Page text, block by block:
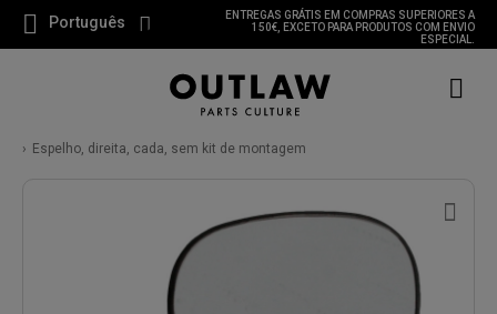
Português
ENTREGAS GRÁTIS EM COMPRAS SUPERIORES A
150€, EXCETO PARA PRODUTOS COM ENVIO
ESPECIAL.
Espelho, direita, cada, sem kit de montagem